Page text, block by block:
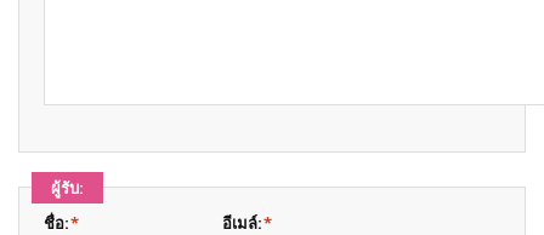
ผู้รับ:
*
ชื่อ: *
อีเมล์: